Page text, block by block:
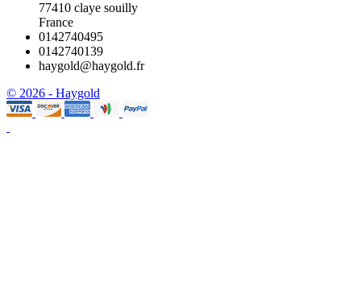
77410 claye souilly
France
0142740495
0142740139
haygold@haygold.fr
© 2026 - Haygold